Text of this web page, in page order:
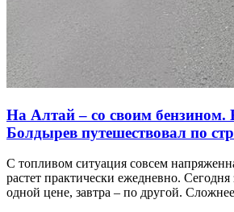
На Алтай – со своим
Болдырев путешествовал по
С топливом ситуация совсем
растет практически ежедневно. Сегодня
одной цене, завтра – по другой.